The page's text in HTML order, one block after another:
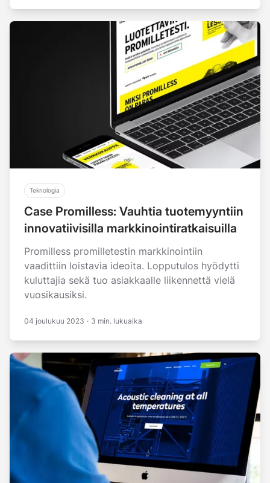
Teknologia
Case Promilless: Vauhtia tuotemyyntiin
innovatiivisilla markkinointiratkaisuilla
Promilless promilletestin markkinointiin
vaadittiin loistavia ideoita. Lopputulos hyödytti
kuluttajia sekä tuo asiakkaalle liikennettä vielä
vuosikausiksi.
04 joulukuu 2023 · 3 min. lukuaika